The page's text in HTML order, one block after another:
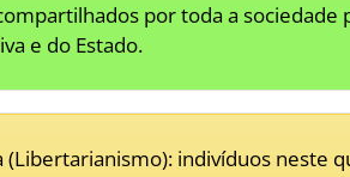
por toda a sociedade
e do Estado.
indivíduos neste